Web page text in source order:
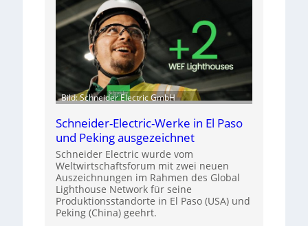
Bild: Schneider Electric GmbH
Schneider-Electric-Werke in El Paso
und Peking ausgezeichnet
Schneider Electric wurde vom
Weltwirtschaftsforum mit zwei neuen
Auszeichnungen im Rahmen des Global
Lighthouse Network für seine
Produktionsstandorte in El Paso (USA) und
Peking (China) geehrt.